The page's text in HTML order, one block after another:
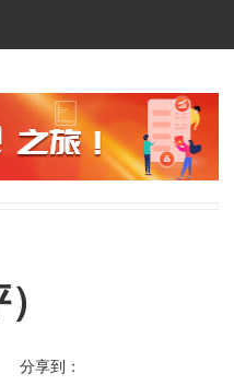
分享到：